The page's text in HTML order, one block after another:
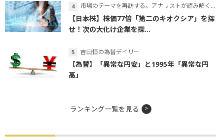
市場のテーマを再訪する。アナリストが読み解くテーマの本質
【日本株】株価77倍「第二のキオクシア」を探
せ！次の大化け企業を探...
吉田恒の為替デイリー
【為替】「異常な円安」と1995年「異常な円
高」
ランキング一覧を見る